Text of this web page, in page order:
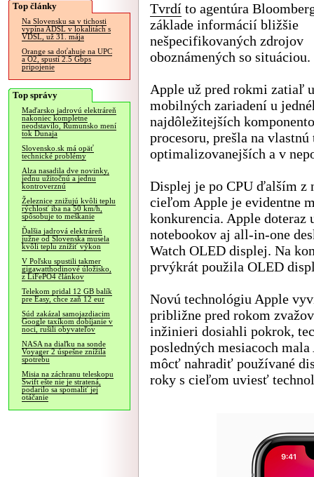
Top články
Na Slovensku sa v tichosti
vypína ADSL v lokalitách s
VDSL, už 31. mája
Orange sa doťahuje na UPC
a O2, spustí 2.5 Gbps
pripojenie
Top správy
Maďarsko jadrovú elektráreň
nakoniec kompletne
neodstavilo, Rumunsko mení
tok Dunaja
Slovensko.sk má opäť
technické problémy
Alza nasadila dve novinky,
jednu užitočnú a jednu
kontroverznú
Železnice znižujú kvôli teplu
rýchlosť iba na 50 km/h,
spôsobuje to meškanie
Ďalšia jadrová elektráreň
južne od Slovenska musela
kvôli teplu znížiť výkon
V Poľsku spustili takmer
gigawatthodinové úložisko,
z LiFePO4 článkov
Telekom pridal 12 GB balík
pre Easy, chce zaň 12 eur
Súd zakázal samojazdiacim
Google taxíkom dobíjanie v
noci, rušili obyvateľov
NASA na diaľku na sonde
Voyager 2 úspešne znížila
spotrebu
Misia na záchranu teleskopu
Swift ešte nie je stratená,
podarilo sa spomaliť jej
otáčanie
Tvrdí to agentúra
základe informácií bližšie
nešpecifikovaných zdrojov
oboznámených so situáciou.
Apple už pred rokmi zatiaľ u
mobilných zariadení u
najdôležitejších
procesoru, prešla na
optimalizovanejších a v
Displej je po CPU ďalším z
cieľom Apple je evidentne
konkurencia. Apple doteraz
notebookov aj all-in-one
Watch OLED displej. Na
prvýkrát použila OLED
Novú technológiu Apple
približne pred rokom
inžinieri dosiahli pokrok,
posledných mesiacoch
môcť nahradiť používané
roky s cieľom uviesť